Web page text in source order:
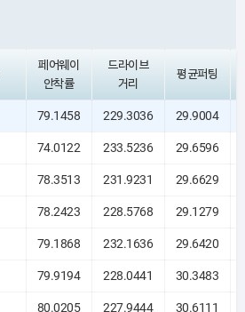
페어웨이
안착률
드라이브
거리
평균퍼팅
79.1458 229.3036 29.9004
74.0122 233.5236 29.6596
78.3513 231.9231 29.6629
78.2423 228.5768 29.1279
79.1868 232.1636 29.6420
79.9194 228.0441 30.3483
80.0205 227.9444 30.6111